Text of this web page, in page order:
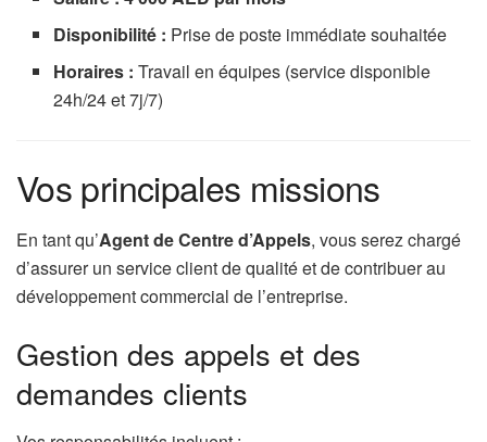
Disponibilité : Prise de poste immédiate souhaitée
Horaires : Travail en équipes (service disponible
24h/24 et 7j/7)
Vos principales missions
En tant qu’Agent de Centre d’Appels, vous serez chargé
d’assurer un service client de qualité et de contribuer au
développement commercial de l’entreprise.
Gestion des appels et des
demandes clients